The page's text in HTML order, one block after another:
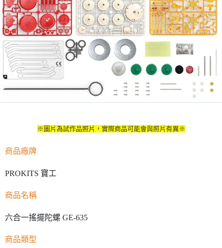
※圖片為試作品照片，實際商品可能會與照片有異※
商品廠牌
PROKITS 寶工
商品名稱
六合一搖擺陀螺 GE-635
商品類型